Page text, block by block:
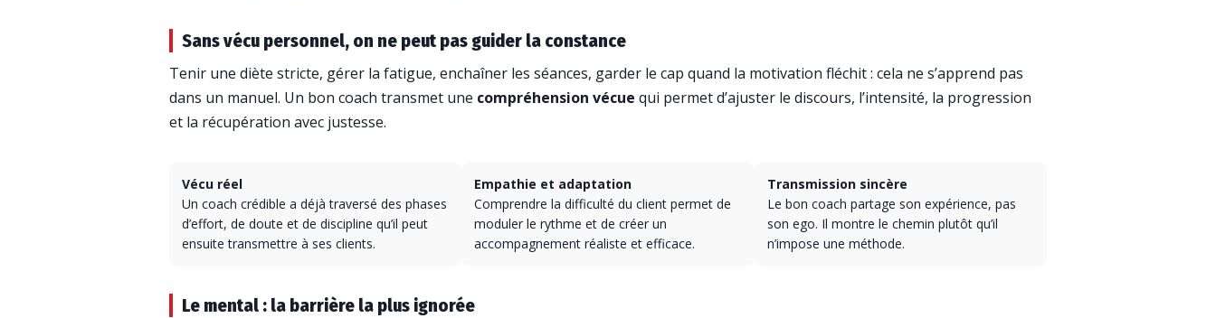
Sans vécu personnel, on ne peut pas guider la constance
Tenir une diète stricte, gérer la fatigue, enchaîner les séances, garder le cap quand la motivation fléchit : cela ne s’apprend pas
dans un manuel. Un bon coach transmet une compréhension vécue qui permet d’ajuster le discours, l’intensité, la progression
et la récupération avec justesse.
Vécu réel
Un coach crédible a déjà traversé des phases
d’effort, de doute et de discipline qu’il peut
ensuite transmettre à ses clients.
Empathie et adaptation
Comprendre la difficulté du client permet de
moduler le rythme et de créer un
accompagnement réaliste et efficace.
Transmission sincère
Le bon coach partage son expérience, pas
son ego. Il montre le chemin plutôt qu’il
n’impose une méthode.
Le mental : la barrière la plus ignorée